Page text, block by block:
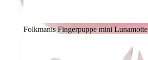
Folkmanis Fingerpuppe mini Lunamotte